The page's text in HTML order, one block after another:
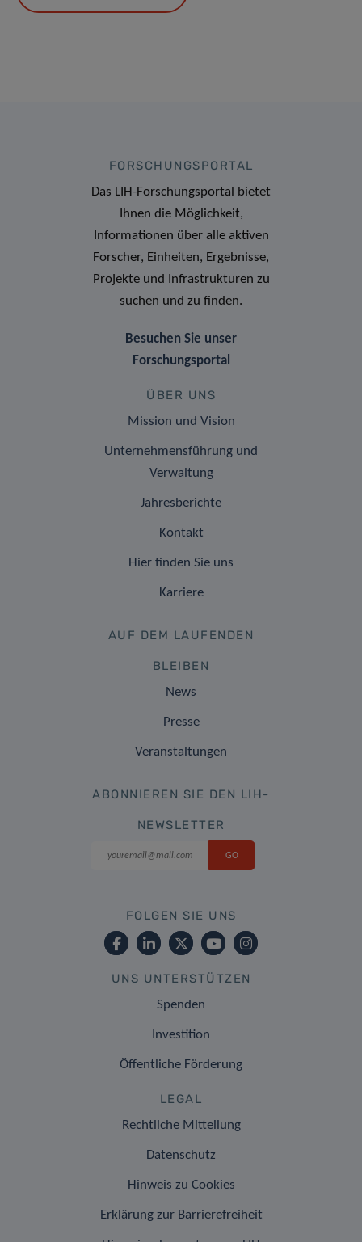
FORSCHUNGSPORTAL
Das LIH-Forschungsportal bietet
Ihnen die Möglichkeit,
Informationen über alle aktiven
Forscher, Einheiten, Ergebnisse,
Projekte und Infrastrukturen zu
suchen und zu finden.
Besuchen Sie unser
Forschungsportal
ÜBER UNS
Mission und Vision
Unternehmensführung und
Verwaltung
Jahresberichte
Kontakt
Hier finden Sie uns
Karriere
AUF DEM LAUFENDEN
BLEIBEN
News
Presse
Veranstaltungen
ABONNIEREN SIE DEN LIH-
NEWSLETTER
FOLGEN SIE UNS
UNS UNTERSTÜTZEN
Spenden
Investition
Öffentliche Förderung
LEGAL
Rechtliche Mitteilung
Datenschutz
Hinweis zu Cookies
Erklärung zur Barrierefreiheit